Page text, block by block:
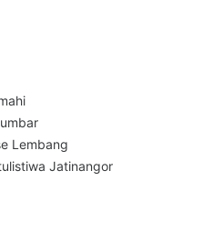
Lembang
Jatinangor